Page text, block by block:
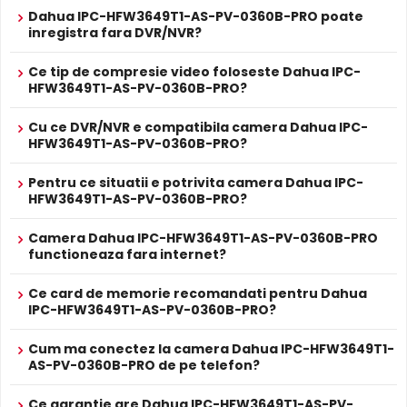
Cu difuzor incorporat, Dahua IPC-HFW3649T1-AS-PV-
avertiza intrusii, comunica cu vizitatorii sau emite mesaje
presetate direct prin camera.
Intrari Audio
Camera Dahua IPC-HFW3649T1-AS-PV-0360B-PRO are
intrari audio, la care puteti conecta microfoane,
Dahua IPC-HFW3649T1-AS-PV-0360B-PRO poate
inregistra fara DVR/NVR?
Ce tip de compresie video foloseste Dahua IPC-
HFW3649T1-AS-PV-0360B-PRO?
Cu ce DVR/NVR e compatibila camera Dahua IPC-
HFW3649T1-AS-PV-0360B-PRO?
Pentru ce situatii e potrivita camera Dahua IPC-
HFW3649T1-AS-PV-0360B-PRO?
Camera Dahua IPC-HFW3649T1-AS-PV-0360B-PRO
functioneaza fara internet?
Ce card de memorie recomandati pentru Dahua
IPC-HFW3649T1-AS-PV-0360B-PRO?
Cum ma conectez la camera Dahua IPC-HFW3649T1-
AS-PV-0360B-PRO de pe telefon?